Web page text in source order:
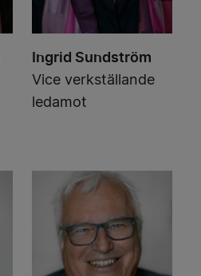
Ingrid Sundström
Vice verkställande
ledamot